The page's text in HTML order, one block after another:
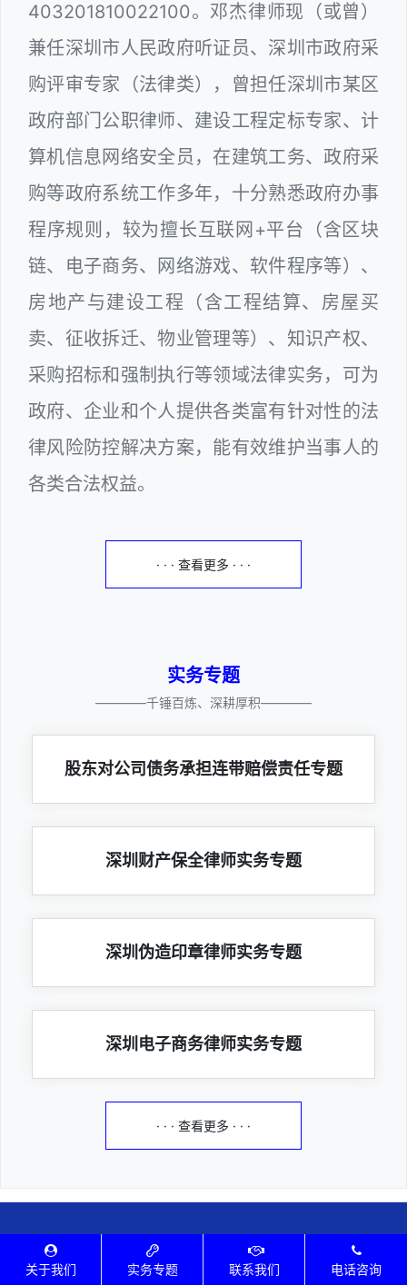
403201810022100。邓杰律师现（或曾）
兼任深圳市人民政府听证员、深圳市政府采
购评审专家（法律类），曾担任深圳市某区
政府部门公职律师、建设工程定标专家、计
算机信息网络安全员，在建筑工务、政府采
购等政府系统工作多年，十分熟悉政府办事
程序规则，较为擅长互联网+平台（含区块
链、电子商务、网络游戏、软件程序等）、
房地产与建设工程（含工程结算、房屋买
卖、征收拆迁、物业管理等）、知识产权、
采购招标和强制执行等领域法律实务，可为
政府、企业和个人提供各类富有针对性的法
律风险防控解决方案，能有效维护当事人的
各类合法权益。
· · · 查看更多 · · ·
实务专题
————千锤百炼、深耕厚积————
股东对公司债务承担连带赔偿责任专题
深圳财产保全律师实务专题
深圳伪造印章律师实务专题
深圳电子商务律师实务专题
· · · 查看更多 · · ·
拜访炜衡律所
律所执业证号：24403200511032007
关于我们 实务专题 联系我们 电话咨询